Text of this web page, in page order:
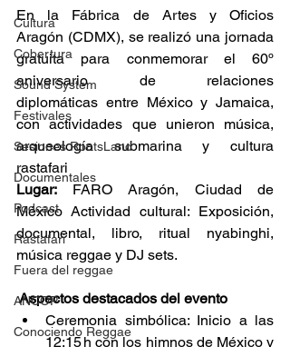
Cultura
Cobertura
Sound System
Festivales
Sesiones RootsLand
Documentales
Podcast
Rastafari
Fuera del reggae
ANCOP
Conociendo Reggae
En la Fábrica de Artes y Oficios
Aragón (CDMX), se realizó una jornada
gratuita para conmemorar el 60º
aniversario de relaciones
diplomáticas entre México y Jamaica,
con actividades que unieron música,
arqueología submarina y cultura
rastafari
Lugar: FARO Aragón, Ciudad de
México Actividad cultural: Exposición,
documental, libro, ritual nyabinghi,
música reggae y DJ sets.
Aspectos destacados del evento
Ceremonia simbólica: Inicio a las
12:15 h con los himnos de México y